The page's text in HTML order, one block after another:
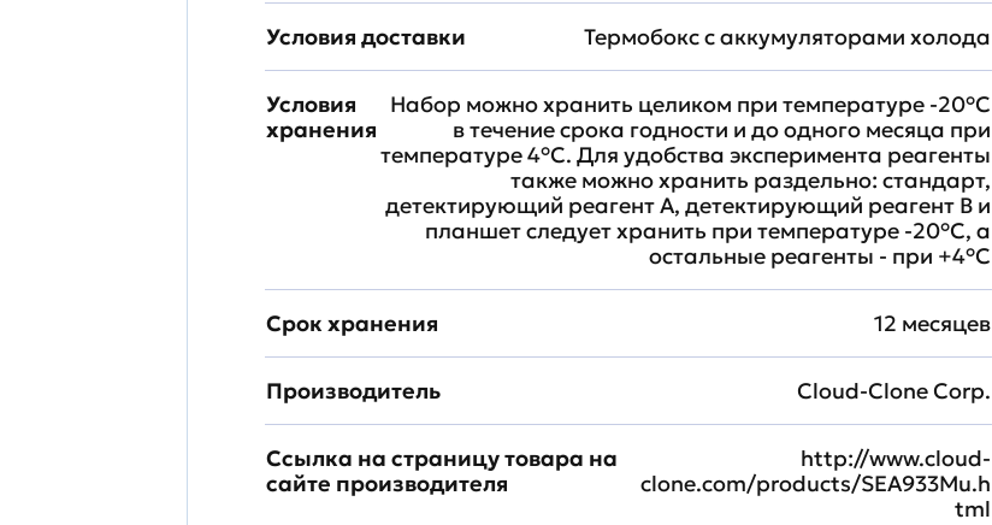
Условия доставки Термобокс с аккумуляторами холода
Условия
хранения
Набор можно хранить целиком при температуре -20°C
в течение срока годности и до одного месяца при
температуре 4°C. Для удобства эксперимента реагенты
также можно хранить раздельно: стандарт,
детектирующий реагент A, детектирующий реагент B и
планшет следует хранить при температуре -20°C, а
остальные реагенты - при +4°С
Срок хранения 12 месяцев
Производитель Cloud-Clone Corp.
Ссылка на страницу товара на
сайте производителя
http://www.cloud-
clone.com/products/SEA933Mu.h
tml